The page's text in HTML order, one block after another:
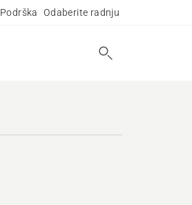
Podrška Odaberite radnju